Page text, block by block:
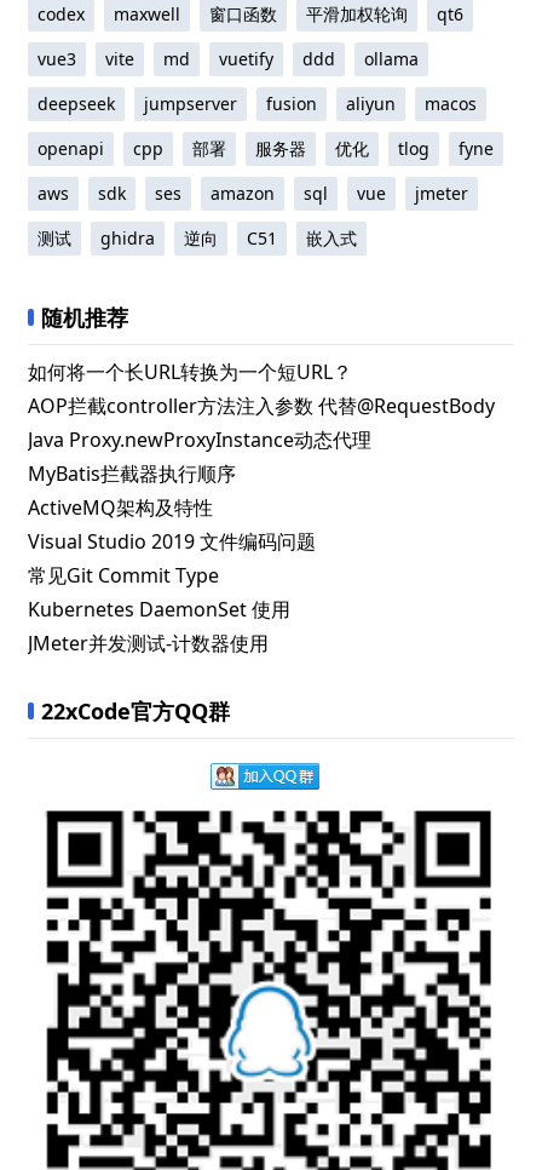
codex maxwell 窗口函数 平滑加权轮询
qt6
vue3
vite md vuetify ddd
ollama
deepseek
jumpserver fusion aliyun
macos
openapi
cpp 部署 服务器 优化 tlog
fyne
aws
sdk ses amazon sql vue
jmeter
测试
ghidra 逆向 C51 嵌入式
随机推荐
如何将一个长URL转换为一个短URL？
AOP拦截controller方法注入参数 代替@RequestBody
Java Proxy.newProxyInstance动态代理
MyBatis拦截器执行顺序
ActiveMQ架构及特性
Visual Studio 2019 文件编码问题
常见Git Commit Type
Kubernetes DaemonSet 使用
JMeter并发测试-计数器使用
22xCode官方QQ群